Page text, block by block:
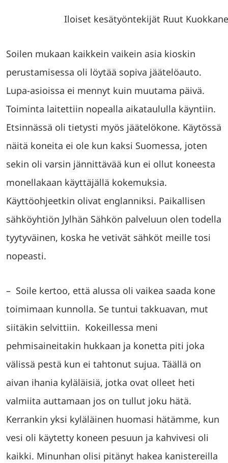
Iloiset kesätyöntekijät Ruut
Soilen mukaan kaikkein vaikein asia kioskin
perustamisessa oli löytää sopiva jäätelöauto.
Lupa-asioissa ei mennyt kuin muutama päivä.
Toiminta laitettiin nopealla aikataululla käyntiin.
Etsinnässä oli tietysti myös jäätelökone. Käytössä
näitä koneita ei ole kun kaksi Suomessa, joten
sekin oli varsin jännittävää kun ei ollut koneesta
monellakaan käyttäjällä kokemuksia.
Käyttöohjeetkin olivat englanniksi. Paikallisen
sähköyhtiön Jylhän Sähkön palveluun olen todella
tyytyväinen, koska he vetivät sähköt meille tosi
nopeasti.
– Soile kertoo, että alussa oli vaikea saada kone
toimimaan kunnolla. Se tuntui takkuavan, mut
siitäkin selvittiin. Kokeillessa meni
pehmisaineitakin hukkaan ja konetta piti joka
välissä pestä kun ei tahtonut sujua. Täällä on
aivan ihania kyläläisiä, jotka ovat olleet heti
valmiita auttamaan jos on tullut joku hätä.
Kerrankin yksi kyläläinen huomasi hätämme, kun
vesi oli käytetty koneen pesuun ja kahvivesi oli
kaikki. Minunhan olisi pitänyt hakea kanistereilla